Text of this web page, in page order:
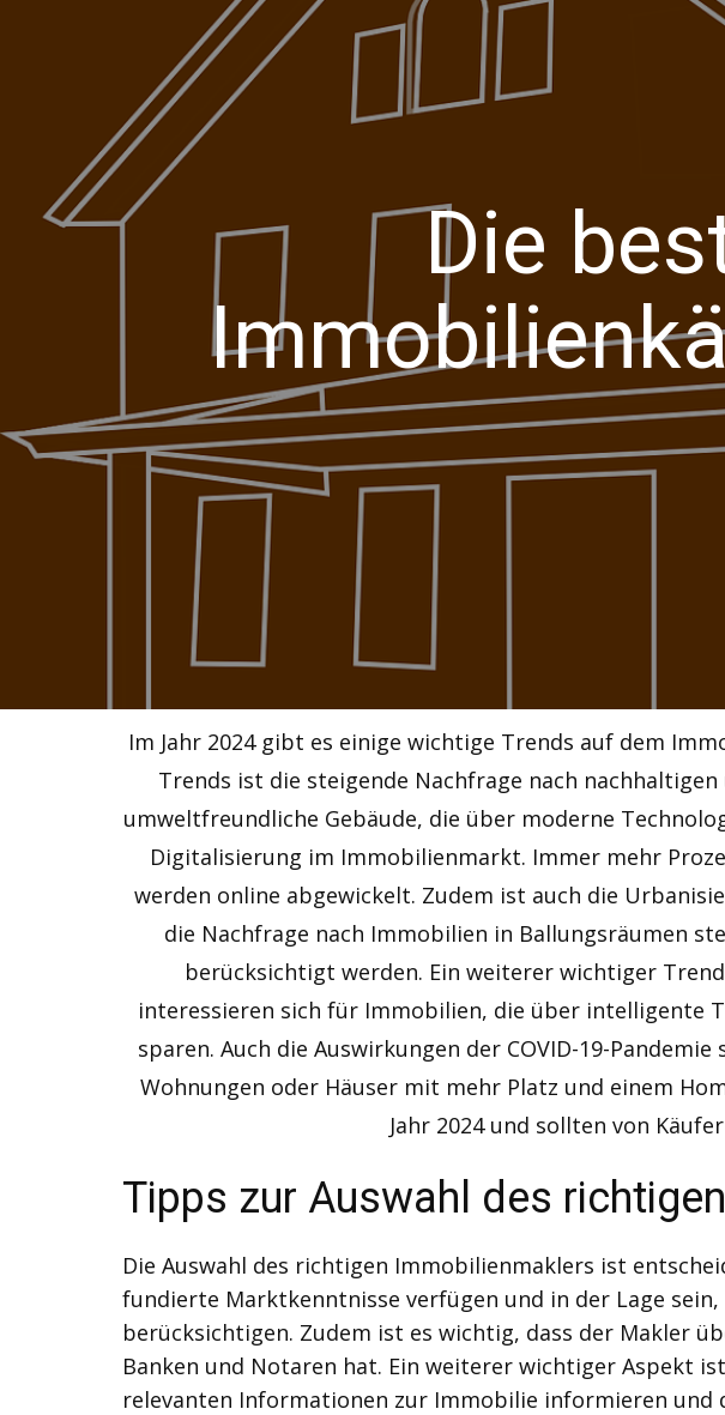
Die
Im Jahr 2024 gibt es einige wichtige Trends auf dem
Trends ist die steigende Nachfrage nach
umweltfreundliche Gebäude, die über moderne
Digitalisierung im Immobilienmarkt. Immer mehr
werden online abgewickelt. Zudem ist auch die
die Nachfrage nach Immobilien in Ballungsräumen
berücksichtigt werden. Ein weiterer wichtiger
interessieren sich für Immobilien, die über intelligente
sparen. Auch die Auswirkungen der COVID-19-
Wohnungen oder Häuser mit mehr Platz und einem
Jahr 2024 und sollten von
Tipps zur Auswahl des
Die Auswahl des richtigen Immobilienmaklers ist
fundierte Marktkenntnisse verfügen und in der Lage
berücksichtigen. Zudem ist es wichtig, dass der Makler
Banken und Notaren hat. Ein weiterer wichtiger Aspekt
relevanten Informationen zur Immobilie informieren und